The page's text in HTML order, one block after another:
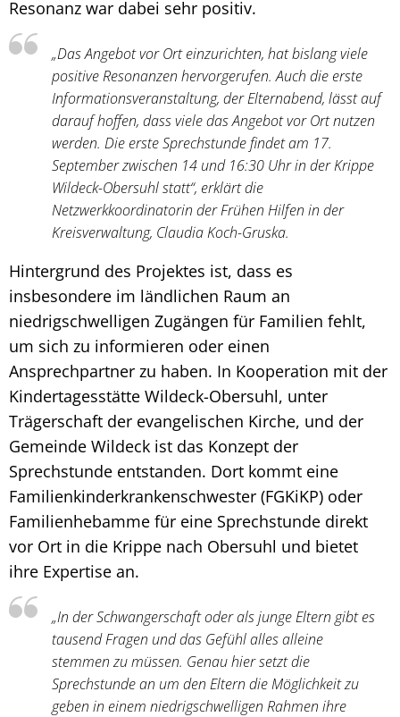
Resonanz war dabei sehr positiv.
„Das Angebot vor Ort einzurichten, hat bislang viele
positive Resonanzen hervorgerufen. Auch die erste
Informationsveranstaltung, der Elternabend, lässt auf
darauf hoffen, dass viele das Angebot vor Ort nutzen
werden. Die erste Sprechstunde findet am 17.
September zwischen 14 und 16:30 Uhr in der Krippe
Wildeck-Obersuhl statt“, erklärt die
Netzwerkkoordinatorin der Frühen Hilfen in der
Kreisverwaltung, Claudia Koch-Gruska.
Hintergrund des Projektes ist, dass es
insbesondere im ländlichen Raum an
niedrigschwelligen Zugängen für Familien fehlt,
um sich zu informieren oder einen
Ansprechpartner zu haben. In Kooperation mit der
Kindertagesstätte Wildeck-Obersuhl, unter
Trägerschaft der evangelischen Kirche, und der
Gemeinde Wildeck ist das Konzept der
Sprechstunde entstanden. Dort kommt eine
Familienkinderkrankenschwester (FGKiKP) oder
Familienhebamme für eine Sprechstunde direkt
vor Ort in die Krippe nach Obersuhl und bietet
ihre Expertise an.
„In der Schwangerschaft oder als junge Eltern gibt es
tausend Fragen und das Gefühl alles alleine
stemmen zu müssen. Genau hier setzt die
Sprechstunde an um den Eltern die Möglichkeit zu
geben in einem niedrigschwelligen Rahmen ihre